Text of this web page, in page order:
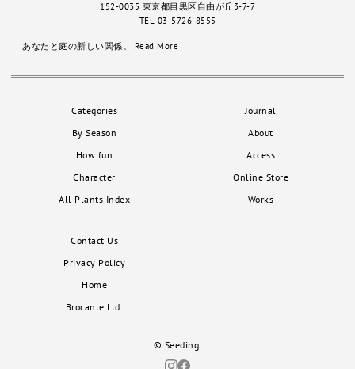
あなたと庭の新しい関係。 Read More
152-0035 東京都目黒区自由が丘3-7-7
TEL 03-5726-8555
Categories
By Season
How fun
Character
All Plants Index
Journal
About
Access
Online Store
Works
Contact Us
Privacy Policy
Home
Brocante Ltd.
© Seeding.